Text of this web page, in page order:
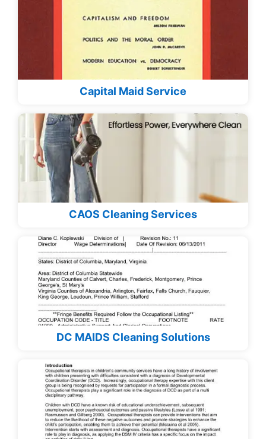
Capital Maid Service
CAOS Cleaning Services
DC MAIDS Cleaning Solutions